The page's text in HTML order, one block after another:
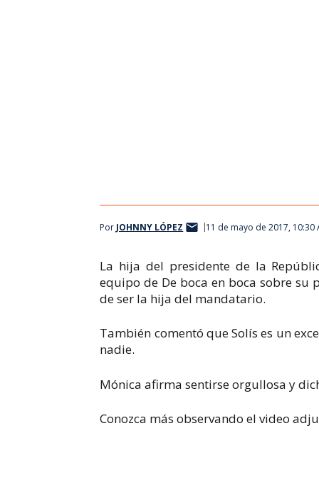
Por JOHNNY LÓPEZ 11 de mayo de 2017, 10:30
La hija del presidente de la
equipo de De boca en bocasobre su
de ser la hija del mandatario.
También comentó que Solís es un
nadie.
Mónica afirma sentirse orgullosa y
Conozca más observando el video